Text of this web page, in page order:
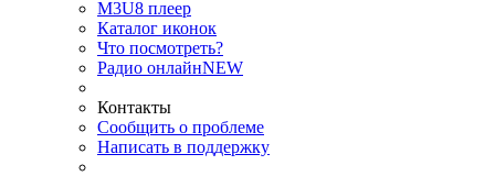
M3U8 плеер
Каталог иконок
Что посмотреть?
Радио онлайнNEW
Контакты
Сообщить о проблеме
Написать в поддержку